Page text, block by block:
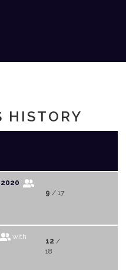
HISTORY
2020
9 / 17
with
12 /
18